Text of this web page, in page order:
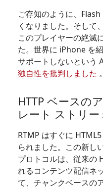
ご存知のように、
くなりました。そして
このプレイヤーの絶滅
た。世界に iPhone を
サポートしないという
独自性を批判しました 。
HTTP ベースの
レート ストリ
RTMP はすぐに
られました。この新し
プロトコルは、従来の
れるコンテンツ配信ネ
て、チャンクベースの